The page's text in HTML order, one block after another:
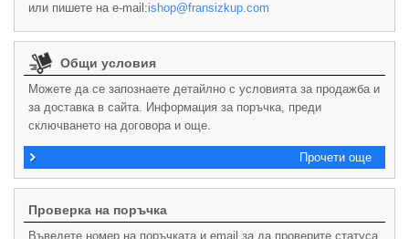
или пишете на e-mail:ishop@fransizkup.com
Общи условия
Можете да се запознаете детайлно с условията за продажба и
за доставка в сайта. Информация за поръчка, преди
сключването на договора и още.
Прочети още
Проверка на поръчка
Въведете номер на поръчката и email за да проверите статуса